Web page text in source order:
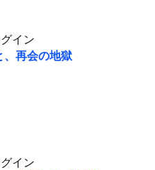
イン
、再会の地獄
イン